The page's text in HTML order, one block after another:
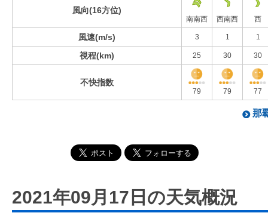
風向(16方位)
南南西 西南西 西
風速(m/s) 3 1 1
視程(km) 25 30 30
不快指数
79 79 77
那
2021年09月17日の天気概況